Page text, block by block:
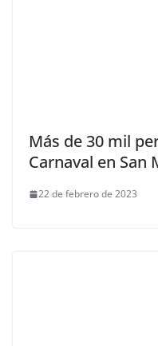
Más de 30 mil
Carnaval en San
22 de febrero de 2023